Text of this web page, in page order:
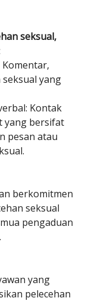
seksual,
Komentar,
yang
Kontak
yang bersifat
pesan atau
berkomitmen
seksual
pengaduan
yang
pelecehan